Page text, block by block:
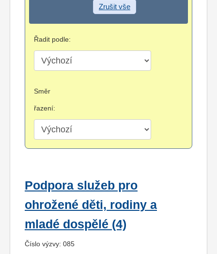
Zrušit vše
Řadit podle:
Směr
řazení:
Podpora služeb pro
ohrožené děti, rodiny a
mladé dospělé (4)
Číslo výzvy: 085